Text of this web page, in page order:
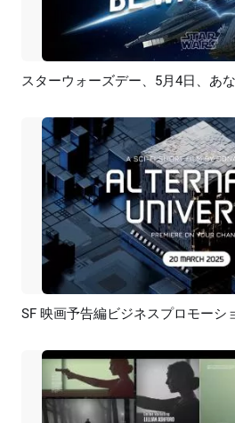
プレビュー
プレビュー カ
SF 映画予告編ビジネスプロモーシ